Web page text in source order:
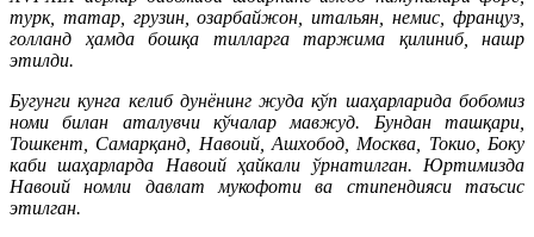
турк, татар, грузин, озарбайжон, итальян, немис, француз,
голланд ҳамда бошқа тилларга таржима қилиниб, нашр
этилди.
Бугунги кунга келиб дунёнинг жуда кўп шаҳарларида бобомиз
номи билан аталувчи кўчалар мавжуд. Бундан ташқари,
Тошкент, Самарқанд, Навоий, Ашхобод, Москва, Токио, Боку
каби шаҳарларда Навоий ҳайкали ўрнатилган. Юртимизда
Навоий номли давлат мукофоти ва стипендияси таъсис
этилган.